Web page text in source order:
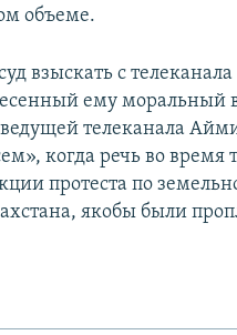
объеме.
взыскать с
ему моральный
ведущей телеканала
когда речь во время
протеста по
якобы были